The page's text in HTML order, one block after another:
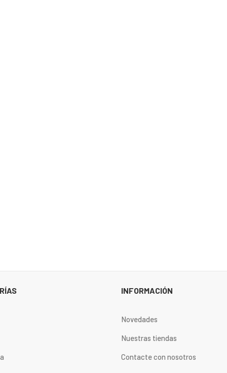
INFORMACIÓN
Novedades
Nuestras tiendas
Contacte con nosotros